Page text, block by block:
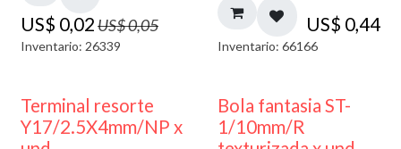
US$ 0,02US$0,05
Inventario: 26339
US$ 0,44
Inventario: 66166
Terminal resorte
Y17/2.5X4mm/NP x
Bola fantasia ST-
1/10mm/R